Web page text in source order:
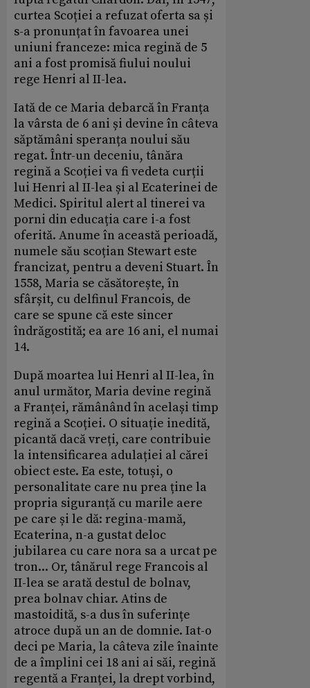
curtea Scoției a refuzat oferta sa și
s-a pronunțat în favoarea unei
uniuni franceze: mica regină de 5
ani a fost promisă fiului noului
rege Henri al II-lea.
Iată de ce Maria debarcă în Franța
la vârsta de 6 ani și devine în câteva
săptămâni speranța noului său
regat. Într-un deceniu, tânăra
regină a Scoției va fi vedeta curții
lui Henri al II-lea și al Ecaterinei de
Medici. Spiritul alert al tinerei va
porni din educația care i-a fost
oferită. Anume în această perioadă,
numele său scoțian Stewart este
francizat, pentru a deveni Stuart. În
1558, Maria se căsătorește, în
sfârșit, cu delfinul Francois, de
care se spune că este sincer
îndrăgostită; ea are 16 ani, el numai
14.
După moartea lui Henri al II-lea, în
anul următor, Maria devine regină
a Franței, rămânând în același timp
regină a Scoției. O situație inedită,
picantă dacă vreți, care contribuie
la intensificarea adulației al cărei
obiect este. Ea este, totuși, o
personalitate care nu prea ține la
propria siguranță cu marile aere
pe care și le dă: regina-mamă,
Ecaterina, n-a gustat deloc
jubilarea cu care nora sa a urcat pe
tron... Or, tânărul rege Francois al
II-lea se arată destul de bolnav,
prea bolnav chiar. Atins de
mastoidită, s-a dus în suferințe
atroce după un an de domnie. Iat-o
deci pe Maria, la câteva zile înainte
de a împlini cei 18 ani ai săi, regină
regentă a Franței, la drept vorbind,